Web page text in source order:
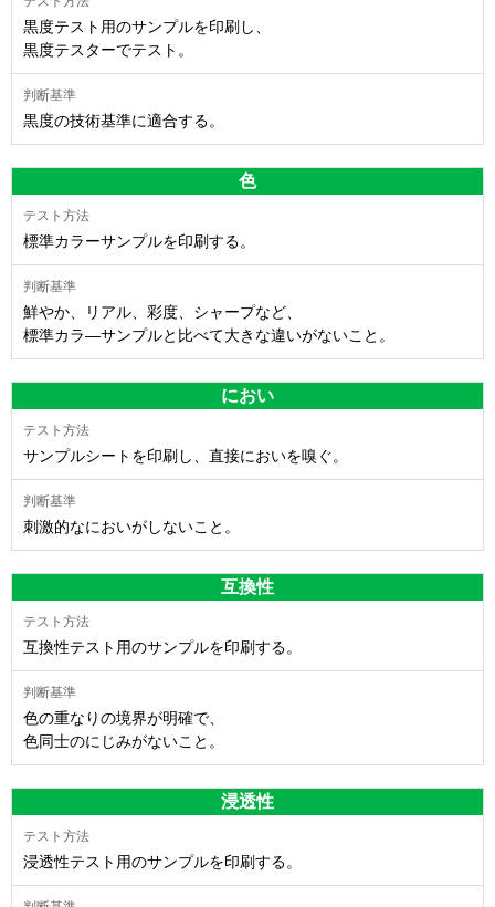
黒度テスト用のサンプルを印刷し、
黒度テスターでテスト。
黒度の技術基準に適合する。
色
標準カラーサンプルを印刷する。
鮮やか、リアル、彩度、シャープなど、
標準カラ―サンプルと比べて大きな違いがないこと。
におい
サンプルシートを印刷し、直接においを嗅ぐ。
刺激的なにおいがしないこと。
互換性
互換性テスト用のサンプルを印刷する。
色の重なりの境界が明確で、
色同士のにじみがないこと。
浸透性
浸透性テスト用のサンプルを印刷する。